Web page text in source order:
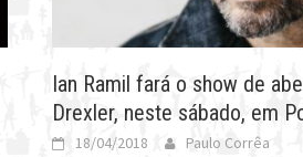
Ian Ramil fará o show de
Drexler, neste sábado, em
18/04/2018 Paulo Corrêa